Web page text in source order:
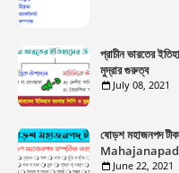
প্রাচীন ভারতের
মুদ্রার গুরুত্ব
July 08, 2021
ষোড়শ মহাজনপদ
June 22, 2021